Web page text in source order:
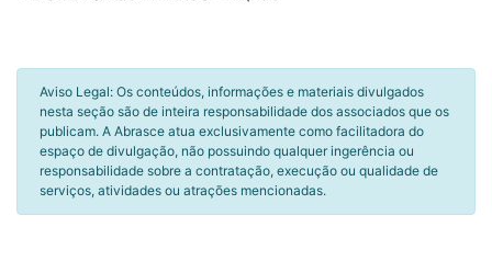
Aviso Legal: Os conteúdos, informações e materiais divulgados
nesta seção são de inteira responsabilidade dos associados que os
publicam. A Abrasce atua exclusivamente como facilitadora do
espaço de divulgação, não possuindo qualquer ingerência ou
responsabilidade sobre a contratação, execução ou qualidade de
serviços, atividades ou atrações mencionadas.